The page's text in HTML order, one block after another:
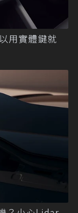
用實體鍵就